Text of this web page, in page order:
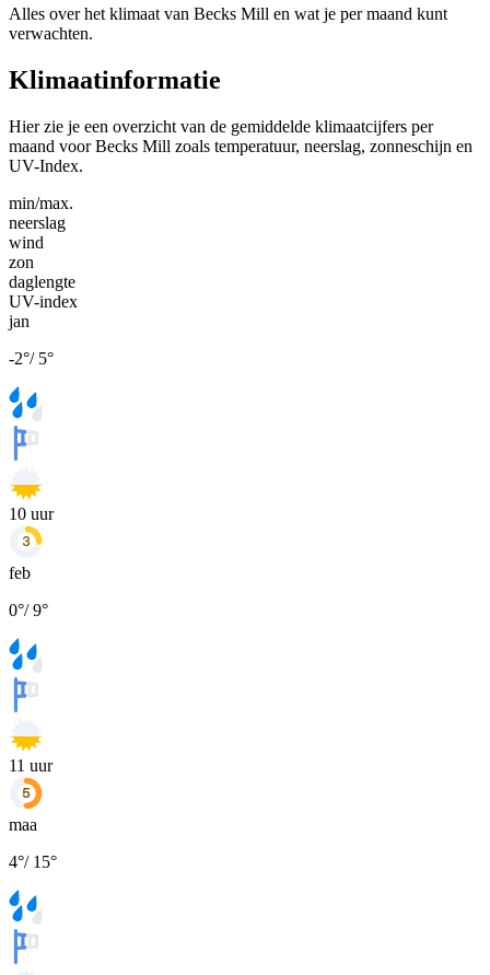
Alles over het klimaat van Becks Mill en wat je per maand kunt
verwachten.
Klimaatinformatie
Hier zie je een overzicht van de gemiddelde klimaatcijfers per
maand voor Becks Mill zoals temperatuur, neerslag, zonneschijn en
UV-Index.
min/max.
neerslag
wind
zon
daglengte
UV-index
jan
-2°/ 5°
10 uur
feb
0°/9°
11 uur
maa
4°/ 15°